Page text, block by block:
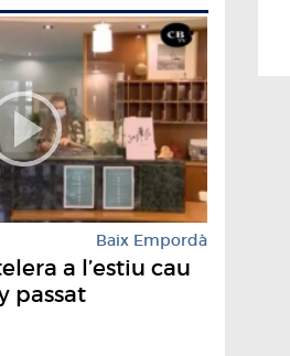
Baix Empordà
a l’estiu cau
passat